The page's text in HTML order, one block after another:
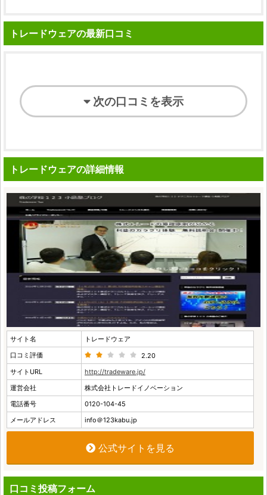
トレードウェアの最新口コミ
次の口コミを表示
トレードウェアの詳細情報
サイト名
トレードウェア
口コミ評価
2.20
サイトURL
http://tradeware.jp/
運営会社
株式会社トレードイノベーション
電話番号
0120-104-45
メールアドレス
info＠123kabu.jp
公式サイトを見る
口コミ投稿フォーム